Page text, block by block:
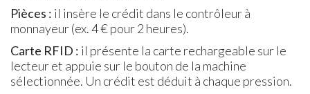
Pièces : il insère le crédit dans le contrôleur à
monnayeur (ex. 4 € pour 2 heures).
Carte RFID : il présente la carte rechargeable sur le
lecteur et appuie sur le bouton de la machine
sélectionnée. Un crédit est déduit à chaque pression.